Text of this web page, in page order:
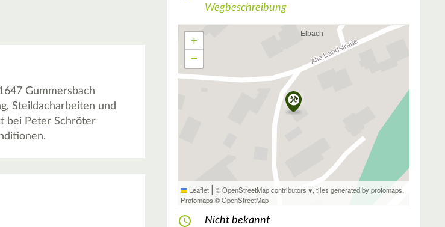
Gummersbach
Steildacharbeiten und
bei Peter Schröter
Wegbeschreibung
+
−
Leaflet | © OpenStreetMap contributors ♥,tiles generated by protomaps,
Protomaps ©OpenStreetMap
Nicht bekannt